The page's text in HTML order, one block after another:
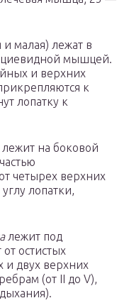
малая) лежат в
мышцей.
и верхних
к
лопатку к
лежит на боковой
четырех верхних
лопатки,
лежит под
остистых
и двух верхних
(от II до V),